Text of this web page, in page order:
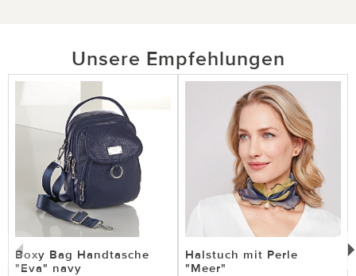
Unsere Empfehlungen
Boxy Bag Handtasche
"Eva" navy
Halstuch mit Perle
"Meer"